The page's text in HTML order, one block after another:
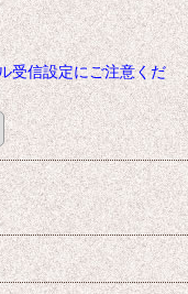
受信設定にご注意くだ